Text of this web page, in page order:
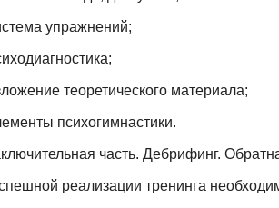
упражнений;
теоретического материала;
психогимнастики.
часть. Дебрифинг.
реализации тренинга